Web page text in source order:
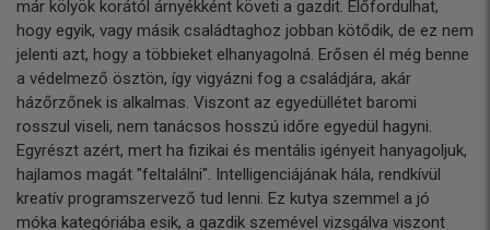
már kölyök korától árnyékként követi a gazdit. Előfordulhat,
hogy egyik, vagy másik családtaghoz jobban kötődik, de ez nem
jelenti azt, hogy a többieket elhanyagolná. Erősen él még benne
a védelmező ösztön, így vigyázni fog a családjára, akár
házőrzőnek is alkalmas. Viszont az egyedüllétet baromi
rosszul viseli, nem tanácsos hosszú időre egyedül hagyni.
Egyrészt azért, mert ha fizikai és mentális igényeit hanyagoljuk,
hajlamos magát "feltalálni". Intelligenciájának hála, rendkívül
kreatív programszervező tud lenni. Ez kutya szemmel a jó
móka kategóriába esik, a gazdik szemével vizsgálva viszont